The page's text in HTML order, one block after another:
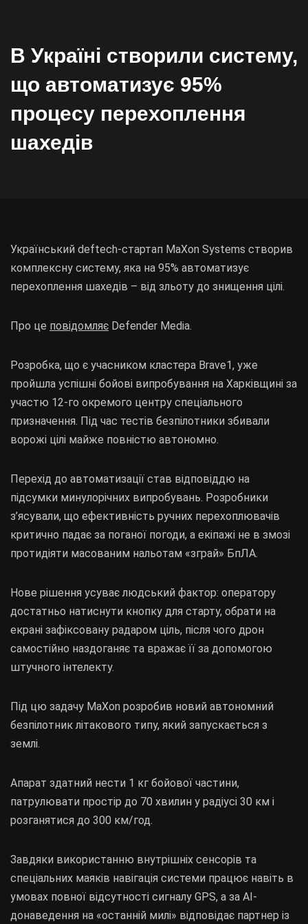
В Україні створили систему,
що автоматизує 95%
процесу перехоплення
шахедів
Український deftech-стартап MaXon Systems створив
комплексну систему, яка на 95% автоматизує
перехоплення шахедів – від зльоту до знищення цілі.
Про це повідомляє Defender Media.
Розробка, що є учасником кластера Brave1, уже
пройшла успішні бойові випробування на Харківщині за
участю 12-го окремого центру спеціального
призначення. Під час тестів безпілотники збивали
ворожі цілі майже повністю автономно.
Перехід до автоматизації став відповіддю на
підсумки минулорічних випробувань. Розробники
з’ясували, що ефективність ручних перехоплювачів
критично падає за поганої погоди, а екіпажі не в змозі
протидіяти масованим нальотам «зграй» БпЛА.
Нове рішення усуває людський фактор: оператору
достатньо натиснути кнопку для старту, обрати на
екрані зафіксовану радаром ціль, після чого дрон
самостійно наздоганяє та вражає її за допомогою
штучного інтелекту.
Під цю задачу MaXon розробив новий автономний
безпілотник літакового типу, який запускається з
землі.
Апарат здатний нести 1 кг бойової частини,
патрулювати простір до 70 хвилин у радіусі 30 км і
розганятися до 300 км/год.
Завдяки використанню внутрішніх сенсорів та
спеціальних маяків навігація системи працює навіть в
умовах повної відсутності сигналу GPS, а за AI-
донаведення на «останній милі» відповідає партнер із